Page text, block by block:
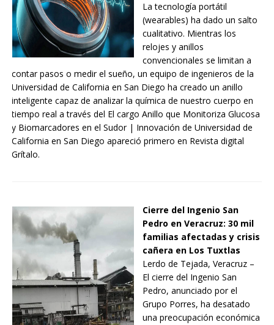
La tecnología portátil
(wearables) ha dado un salto
cualitativo. Mientras los
relojes y anillos
convencionales se limitan a
contar pasos o medir el sueño, un equipo de ingenieros de la
Universidad de California en San Diego ha creado un anillo
inteligente capaz de analizar la química de nuestro cuerpo en
tiempo real a través del El cargo Anillo que Monitoriza Glucosa
y Biomarcadores en el Sudor | Innovación de Universidad de
California en San Diego apareció primero en Revista digital
Grítalo.
Cierre del Ingenio San
Pedro en Veracruz: 30 mil
familias afectadas y crisis
cañera en Los Tuxtlas
Lerdo de Tejada, Veracruz –
El cierre del Ingenio San
Pedro, anunciado por el
Grupo Porres, ha desatado
una preocupación económica